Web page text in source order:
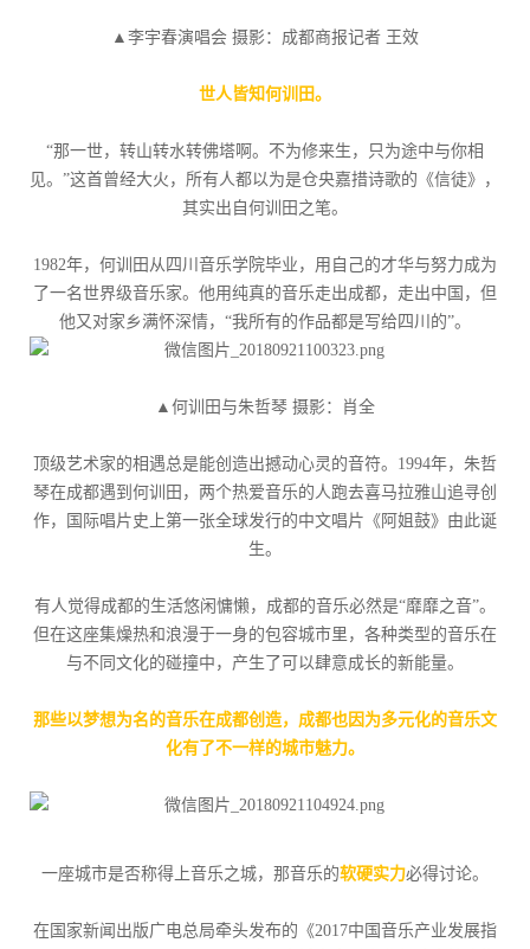
▲李宇春演唱会 摄影：成都商报记者 王效
世人皆知何训田。
“那一世，转山转水转佛塔啊。不为修来生，只为途中与你相
见。”这首曾经大火，所有人都以为是仓央嘉措诗歌的《信徒》，
其实出自何训田之笔。
1982年，何训田从四川音乐学院毕业，用自己的才华与努力成为
了一名世界级音乐家。他用纯真的音乐走出成都，走出中国，但
他又对家乡满怀深情，“我所有的作品都是写给四川的”。
▲何训田与朱哲琴 摄影：肖全
顶级艺术家的相遇总是能创造出撼动心灵的音符。1994年，朱哲
琴在成都遇到何训田，两个热爱音乐的人跑去喜马拉雅山追寻创
作，国际唱片史上第一张全球发行的中文唱片《阿姐鼓》由此诞
生。
有人觉得成都的生活悠闲慵懒，成都的音乐必然是“靡靡之音”。
但在这座集燥热和浪漫于一身的包容城市里，各种类型的音乐在
与不同文化的碰撞中，产生了可以肆意成长的新能量。
那些以梦想为名的音乐在成都创造，成都也因为多元化的音乐文
化有了不一样的城市魅力。
一座城市是否称得上音乐之城，那音乐的软硬实力必得讨论。
在国家新闻出版广电总局牵头发布的《2017中国音乐产业发展指